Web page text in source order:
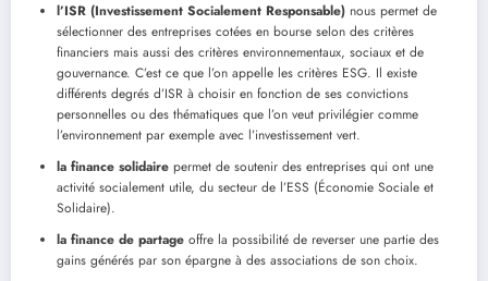
l’ISR (Investissement Socialement Responsable) nous permet de
sélectionner des entreprises cotées en bourse selon des critères
financiers mais aussi des critères environnementaux, sociaux et de
gouvernance. C’est ce que l’on appelle les critères ESG. Il existe
différents degrés d’ISR à choisir en fonction de ses convictions
personnelles ou des thématiques que l’on veut privilégier comme
l’environnement par exemple avec l’investissement vert.
la finance solidaire permet de soutenir des entreprises qui ont une
activité socialement utile, du secteur de l’ESS (Économie Sociale et
Solidaire).
la finance de partage offre la possibilité de reverser une partie des
gains générés par son épargne à des associations de son choix.